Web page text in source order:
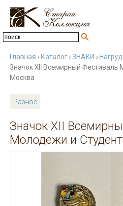
Главная › Каталог ›ЗНАКИ ›
Значок XII Всемирный Фестиваль
Москва
Разное
Значок XII
Молодежи и